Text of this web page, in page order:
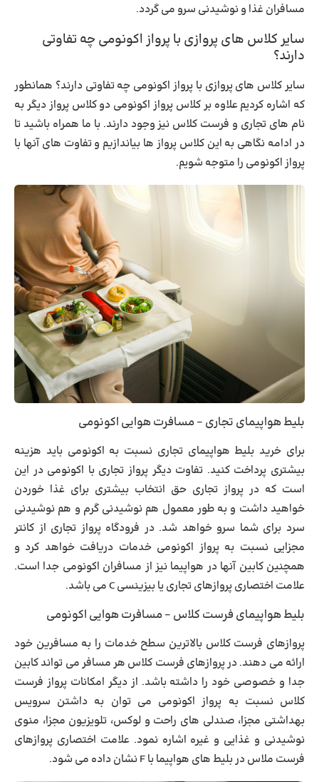
مسافران غذا و نوشیدنی سرو می گردد.
سایر کلاس های پروازی با پرواز اکونومی چه تفاوتی
دارند؟
سایر کلاس های پروازی با پرواز اکونومی چه تفاوتی دارند؟ همانطور
که اشاره کردیم علاوه بر کلاس پرواز اکونومی دو کلاس پرواز دیگر به
نام های تجاری و فرست کلاس نیز وجود دارند. با ما همراه باشید تا
در ادامه نگاهی به این کلاس پرواز ها بیاندازیم و تفاوت های آنها با
پرواز اکونومی را متوجه شویم.
بلیط هواپیمای تجاری – مسافرت هوایی اکونومی
برای خرید بلیط هواپیمای تجاری نسبت به اکونومی باید هزینه
بیشتری پرداخت کنید. تفاوت دیگر پرواز تجاری با اکونومی در این
است که در پرواز تجاری حق انتخاب بیشتری برای غذا خوردن
خواهید داشت و به طور معمول هم نوشیدنی گرم و هم نوشیدنی
سرد برای شما سرو خواهد شد. در فرودگاه پرواز تجاری از کانتر
مجزایی نسبت به پرواز اکونومی خدمات دریافت خواهد کرد و
همچنین کابین آنها در هواپیما نیز از مسافران اکونومی جدا است.
علامت اختصاری پروازهای تجاری یا بیزینسی C می باشد.
بلیط هواپیمای فرست کلاس – مسافرت هوایی اکونومی
پروازهای فرست کلاس بالاترین سطح خدمات را به مسافرین خود
ارائه می دهند. در پروازهای فرست کلاس هر مسافر می تواند کابین
جدا و خصوصی خود را داشته باشد. از دیگر امکانات پرواز فرست
کلاس نسبت به پرواز اکونومی می توان به داشتن سرویس
بهداشتی مجزا، صندلی های راحت و لوکس، تلویزیون مجزا، منوی
نوشیدنی و غذایی و غیره اشاره نمود. علامت اختصاری پروازهای
فرست ملاس در بلیط های هواپیما با F نشان داده می شود.